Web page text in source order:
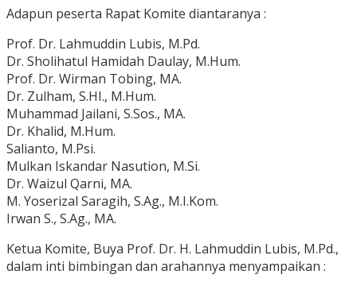
Adapun peserta Rapat Komite diantaranya :
Prof. Dr. Lahmuddin Lubis, M.Pd.
Dr. Sholihatul Hamidah Daulay, M.Hum.
Prof. Dr. Wirman Tobing, MA.
Dr. Zulham, S.HI., M.Hum.
Muhammad Jailani, S.Sos., MA.
Dr. Khalid, M.Hum.
Salianto, M.Psi.
Mulkan Iskandar Nasution, M.Si.
Dr. Waizul Qarni, MA.
M. Yoserizal Saragih, S.Ag., M.I.Kom.
Irwan S., S.Ag., MA.
Ketua Komite, Buya Prof. Dr. H. Lahmuddin Lubis, M.Pd.,
dalam inti bimbingan dan arahannya menyampaikan :